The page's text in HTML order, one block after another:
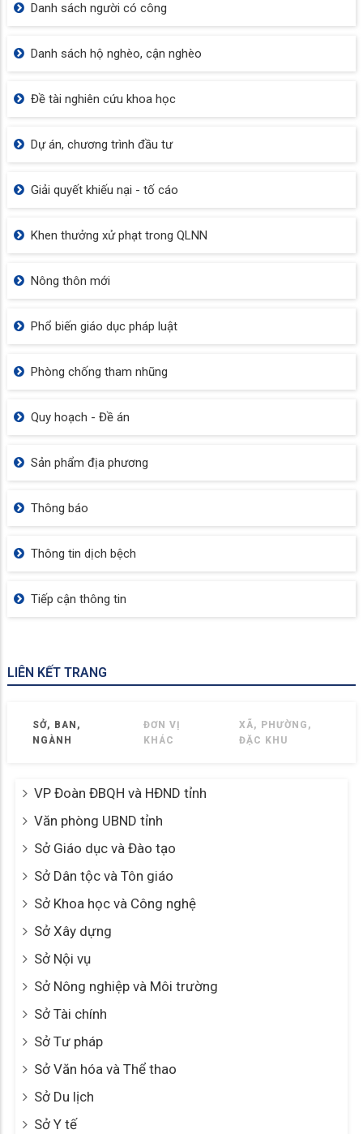
Danh sách người có công
Danh sách hộ nghèo, cận nghèo
Đề tài nghiên cứu khoa học
Dự án, chương trình đầu tư
Giải quyết khiếu nại - tố cáo
Khen thưởng xử phạt trong QLNN
Nông thôn mới
Phổ biến giáo dục pháp luật
Phòng chống tham nhũng
Quy hoạch - Đề án
Sản phẩm địa phương
Thông báo
Thông tin dịch bệch
Tiếp cận thông tin
LIÊN KẾT TRANG
SỞ, BAN,
NGÀNH
ĐƠN VỊ
KHÁC
XÃ, PHƯỜNG,
ĐẶC KHU
VP Đoàn ĐBQH và HĐND tỉnh
Văn phòng UBND tỉnh
Sở Giáo dục và Đào tạo
Sở Dân tộc và Tôn giáo
Sở Khoa học và Công nghệ
Sở Xây dựng
Sở Nội vụ
Sở Nông nghiệp và Môi trường
Sở Tài chính
Sở Tư pháp
Sở Văn hóa và Thể thao
Sở Du lịch
Sở Y tế